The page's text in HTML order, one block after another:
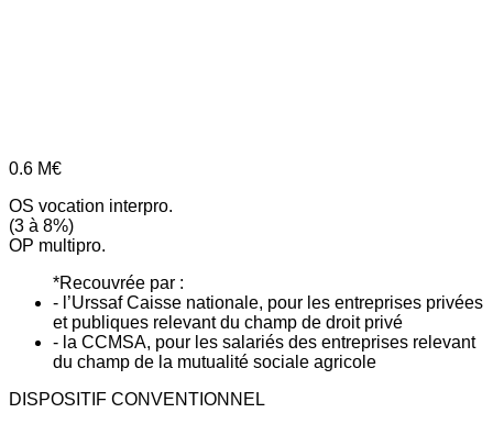
0.6 M€
OS vocation interpro.
(3 à 8%)
OP multipro.
*Recouvrée par :
- l’Urssaf Caisse nationale, pour les entreprises privées
et publiques relevant du champ de droit privé
- la CCMSA, pour les salariés des entreprises relevant
du champ de la mutualité sociale agricole
DISPOSITIF CONVENTIONNEL